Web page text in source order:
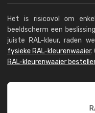
Het is risicovol om
beeldscherm een
juiste RAL-kleur, raden
fysieke RAL-kleurenwaaier.
RAL-kleurenwaaier